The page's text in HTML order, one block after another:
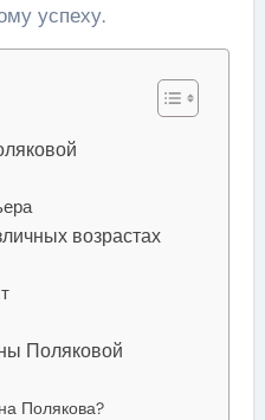
успеху.
возрастах
Поляковой
Полякова?